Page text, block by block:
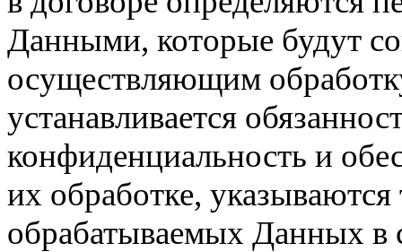
Данными, которые будут
осуществляющим
устанавливается
конфиденциальность и
их обработке,
обрабатываемых Данных в